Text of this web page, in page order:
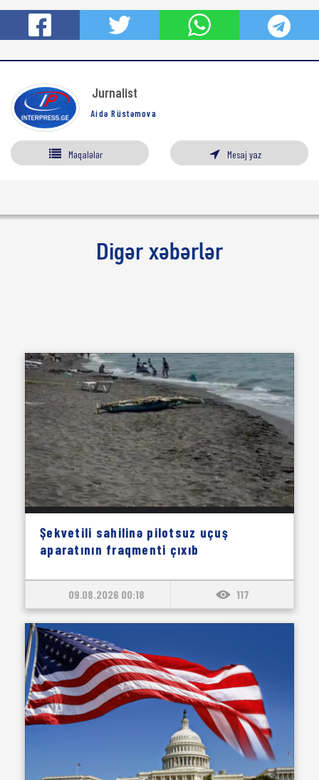
Jurnalist
Aidə Rüstəmova
Məqalələr Mesaj yaz
Digər xəbərlər
Şekvetili sahilinə pilotsuz uçuş
aparatının fraqmenti çıxıb
09.08.2026 00:18 117